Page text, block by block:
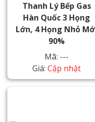
Thanh Lý Bếp Gas
Hàn Quốc 3 Họng
Lớn, 4 Họng Nhỏ
90%
Mã: ---
Giá: Cập nhật